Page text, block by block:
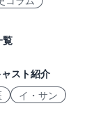
覧
スト紹介
イ・サン